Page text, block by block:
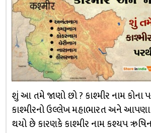
શું આ તમે જાણો છો ? કાશ્મીર નામ કોના
કાશ્મીરનો ઉલ્લેખ મહાભારત અને આપણા
થયો છે કારણકે કાશ્મીર નામ કશ્યપ